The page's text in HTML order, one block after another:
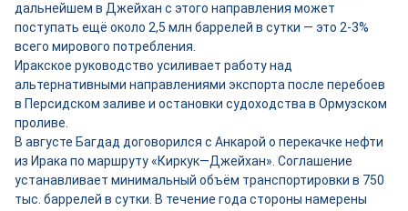
дальнейшем в Джейхан с этого направления может
поступать ещё около 2,5 млн баррелей в сутки — это 2-3%
всего мирового потребления.
Иракское руководство усиливает работу над
альтернативными направлениями экспорта после перебоев
в Персидском заливе и остановки судоходства в Ормузском
проливе.
В августе Багдад договорился с Анкарой о перекачке нефти
из Ирака по маршруту «Киркук—Джейхан». Соглашение
устанавливает минимальный объём транспортировки в 750
тыс. баррелей в сутки. В течение года стороны намерены